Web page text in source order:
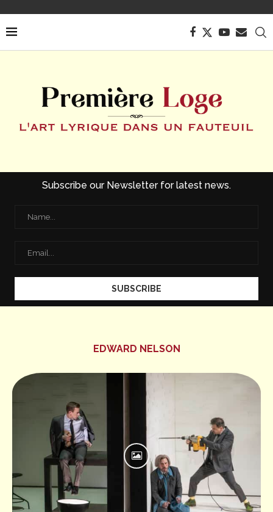
Subscribe our Newsletter for latest news.
EDWARD NELSON